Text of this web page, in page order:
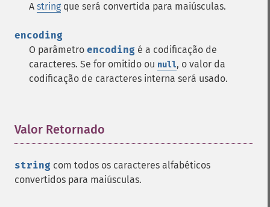
A string que será convertida para maiúsculas.
encoding
O parâmetro encoding é a codificação de
caracteres. Se for omitido ou null, o valor da
codificação de caracteres interna será usado.
Valor Retornado
string com todos os caracteres alfabéticos
convertidos para maiúsculas.